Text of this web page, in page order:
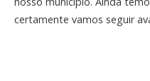
certamente vamos seguir